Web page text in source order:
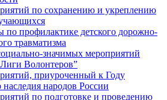
по сохранению и укреплению
по профилактике детского дорожно-
травматизма
значимых мероприятий
Волонтеров”
приуроченный к Году
наследия народов России
по подготовке и проведению